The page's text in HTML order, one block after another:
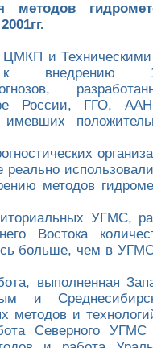
ЦМКП и
к внедрению
России, ГГО,
реально
методов
УГМС,
Востока
больше, чем в
выполненная
и
методов и
Северного